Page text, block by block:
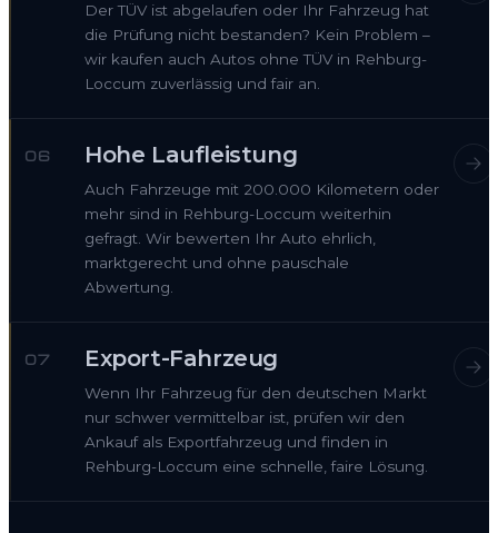
Der TÜV ist abgelaufen oder Ihr Fahrzeug hat
die Prüfung nicht bestanden? Kein Problem –
wir kaufen auch Autos ohne TÜV in Rehburg-
Loccum zuverlässig und fair an.
06 Hohe Laufleistung
Auch Fahrzeuge mit 200.000 Kilometern oder
mehr sind in Rehburg-Loccum weiterhin
gefragt. Wir bewerten Ihr Auto ehrlich,
marktgerecht und ohne pauschale
Abwertung.
07 Export-Fahrzeug
Wenn Ihr Fahrzeug für den deutschen Markt
nur schwer vermittelbar ist, prüfen wir den
Ankauf als Exportfahrzeug und finden in
Rehburg-Loccum eine schnelle, faire Lösung.